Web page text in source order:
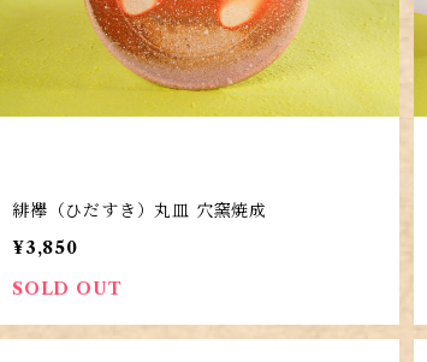
緋襷（ひだすき）丸皿 穴窯焼成
¥3,850
SOLD OUT